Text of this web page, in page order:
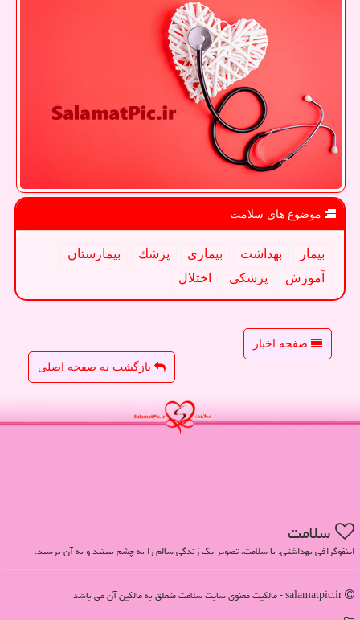
موضوع های سلامت
بیمار بهداشت بیماری پزشك
بیمارستان
آموزش
پزشكی اختلال
صفحه اخبار
بازگشت به صفحه اصلی
سلامت
اینفوگرافی بهداشتی. با سلامت، تصویر یک زندگی سالم را به چشم ببینید و به آن برسید.